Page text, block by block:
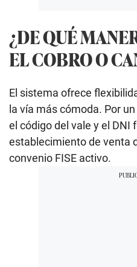
¿DE QUÉ
EL COBRO O
El sistema ofrece
la vía más cómoda. Por
el código del vale y el DNI
establecimiento de venta
convenio FISE activo.